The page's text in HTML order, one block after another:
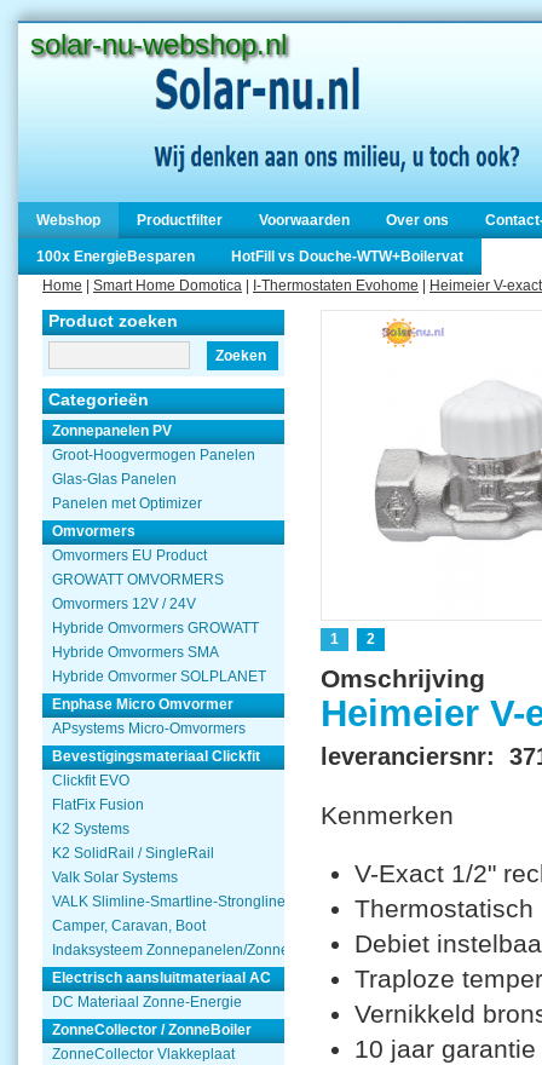
solar-nu-webshop.nl
Webshop Productfilter Voorwaarden Over ons
100x EnergieBesparen
HotFill vs Douche-WTW+Boilervat
Home
Smart Home Domotica I-Thermostaten Evohome Heimeier V-
Product zoeken
Zoeken
Categorieën
Zonnepanelen PV
Groot-Hoogvermogen Panelen
Glas-Glas Panelen
Panelen met Optimizer
Omvormers
Omvormers EU Product
GROWATT OMVORMERS
Omvormers 12V / 24V
Hybride Omvormers GROWATT
Hybride Omvormers SMA
Hybride Omvormer SOLPLANET
Enphase Micro Omvormer
APsystems Micro-Omvormers
Bevestigingsmateriaal Clickfit
Clickfit EVO
FlatFix Fusion
K2 Systems
K2 SolidRail / SingleRail
Valk Solar Systems
VALK Slimline-Smartline-Strongline
Camper, Caravan, Boot
Indaksysteem Zonnepanelen/Zonnecollector
Electrisch aansluitmateriaal AC
DC Materiaal Zonne-Energie
ZonneCollector / ZonneBoiler
ZonneCollector Vlakkeplaat
1 2
Omschrijving
Heimeier
leveranciersnr:
Kenmerken
V-Exact 1/2"
Debiet
Traploze
Vernikkeld
10 jaar garantie